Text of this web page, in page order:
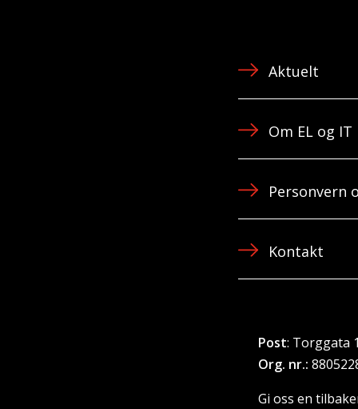
Aktuelt
Om EL og IT
Personvern
Kontakt
Post: Torggata
Org. nr.:
Gi oss en